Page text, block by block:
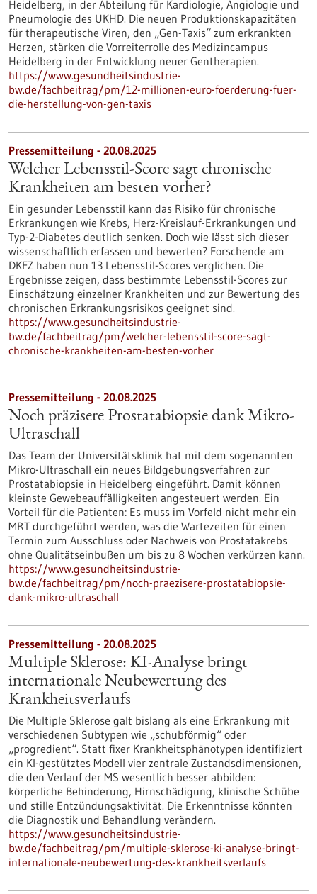
Heidelberg, in der Abteilung für Kardiologie, Angiologie und
Pneumologie des UKHD. Die neuen Produktionskapazitäten
für therapeutische Viren, den „Gen-Taxis“ zum erkrankten
Herzen, stärken die Vorreiterrolle des Medizincampus
Heidelberg in der Entwicklung neuer Gentherapien.
https://www.gesundheitsindustrie-
bw.de/fachbeitrag/pm/12-millionen-euro-foerderung-fuer-
die-herstellung-von-gen-taxis
Pressemitteilung - 20.08.2025
Welcher Lebensstil-Score sagt chronische
Krankheiten am besten vorher?
Ein gesunder Lebensstil kann das Risiko für chronische
Erkrankungen wie Krebs, Herz-Kreislauf-Erkrankungen und
Typ-2-Diabetes deutlich senken. Doch wie lässt sich dieser
wissenschaftlich erfassen und bewerten? Forschende am
DKFZ haben nun 13 Lebensstil-Scores verglichen. Die
Ergebnisse zeigen, dass bestimmte Lebensstil-Scores zur
Einschätzung einzelner Krankheiten und zur Bewertung des
chronischen Erkrankungsrisikos geeignet sind.
https://www.gesundheitsindustrie-
bw.de/fachbeitrag/pm/welcher-lebensstil-score-sagt-
chronische-krankheiten-am-besten-vorher
Pressemitteilung - 20.08.2025
Noch präzisere Prostatabiopsie dank Mikro-
Ultraschall
Das Team der Universitätsklinik hat mit dem sogenannten
Mikro-Ultraschall ein neues Bildgebungsverfahren zur
Prostatabiopsie in Heidelberg eingeführt. Damit können
kleinste Gewebeauffälligkeiten angesteuert werden. Ein
Vorteil für die Patienten: Es muss im Vorfeld nicht mehr ein
MRT durchgeführt werden, was die Wartezeiten für einen
Termin zum Ausschluss oder Nachweis von Prostatakrebs
ohne Qualitätseinbußen um bis zu 8 Wochen verkürzen kann.
https://www.gesundheitsindustrie-
bw.de/fachbeitrag/pm/noch-praezisere-prostatabiopsie-
dank-mikro-ultraschall
Pressemitteilung - 20.08.2025
Multiple Sklerose: KI-Analyse bringt
internationale Neubewertung des
Krankheitsverlaufs
Die Multiple Sklerose galt bislang als eine Erkrankung mit
verschiedenen Subtypen wie „schubförmig“ oder
„progredient“. Statt fixer Krankheitsphänotypen identifiziert
ein KI-gestütztes Modell vier zentrale Zustandsdimensionen,
die den Verlauf der MS wesentlich besser abbilden:
körperliche Behinderung, Hirnschädigung, klinische Schübe
und stille Entzündungsaktivität. Die Erkenntnisse könnten
die Diagnostik und Behandlung verändern.
https://www.gesundheitsindustrie-
bw.de/fachbeitrag/pm/multiple-sklerose-ki-analyse-bringt-
internationale-neubewertung-des-krankheitsverlaufs